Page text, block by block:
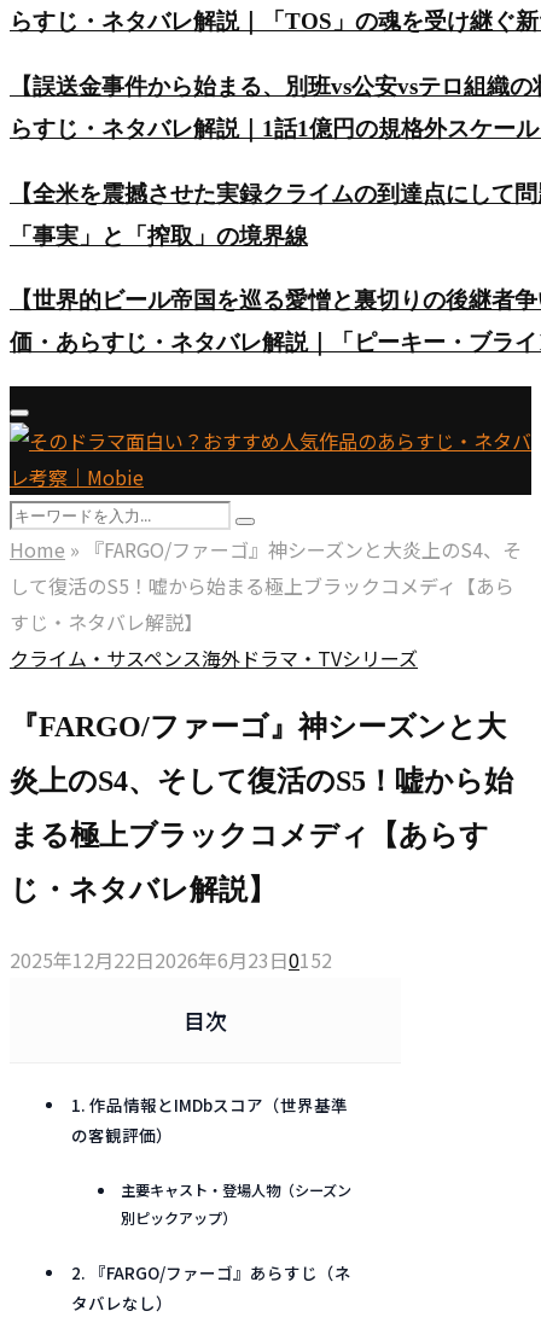
らすじ・ネタバレ解説｜「TOS」の魂を受け継ぐ
【誤送金事件から始まる、別班vs公安vsテロ組織
らすじ・ネタバレ解説｜1話1億円の規格外スケー
【全米を震撼させた実録クライムの到達点にして
「事実」と「搾取」の境界線
【世界的ビール帝国を巡る愛憎と裏切りの後継者
価・あらすじ・ネタバレ解説｜「ピーキー・ブラ
Primary
Menu
Search
for:
Search
Home » 『FARGO/ファーゴ』神シーズンと大炎上のS4、そ
して復活のS5！嘘から始まる極上ブラックコメディ【あら
すじ・ネタバレ解説】
クライム・サスペンス海外ドラマ・TVシリーズ
『FARGO/ファーゴ』神シーズンと大
炎上のS4、そして復活のS5！嘘から始
まる極上ブラックコメディ【あらす
じ・ネタバレ解説】
2025年12月22日2026年6月23日0152
目次
1. 作品情報とIMDbスコア（世界基準
の客観評価）
主要キャスト・登場人物（シーズン
別ピックアップ）
2. 『FARGO/ファーゴ』あらすじ（ネ
タバレなし）